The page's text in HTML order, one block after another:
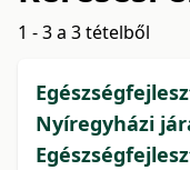
1 - 3 a 3 tételből
Nyíregyházi